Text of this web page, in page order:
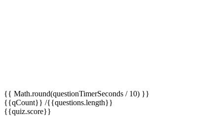
{{ Math.round(questionTimerSeconds / 10) }}
{{qCount}} /{{questions.length}}
{{quiz.score}}